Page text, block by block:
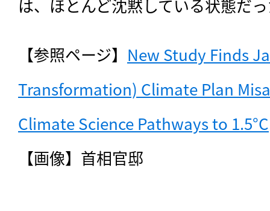
は、ほとんど沈黙している状態だ
【参照ページ】 New Study Finds
Transformation) Climate Plan
Climate Science Pathways to 1.5°C
【画像】首相官邸